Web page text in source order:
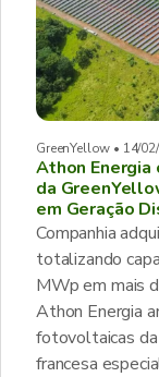
GreenYellow • 14/
Athon
da
em Geração
Companhia
totalizando
MWp em mais
Athon Energia
fotovoltaicas
francesa